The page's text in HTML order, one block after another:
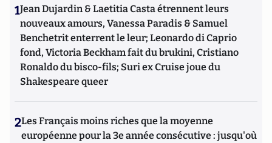
1Jean Dujardin & Laetitia Casta étrennent leurs
nouveaux amours, Vanessa Paradis & Samuel
Benchetrit enterrent le leur; Leonardo di Caprio
fond, Victoria Beckham fait du brukini, Cristiano
Ronaldo du bisco-fils; Suri ex Cruise joue du
Shakespeare queer
2Les Français moins riches que la moyenne
européenne pour la 3e année consécutive : jusqu'où